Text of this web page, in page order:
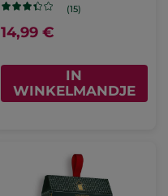
(15)
14,99 €
IN
WINKELMANDJE